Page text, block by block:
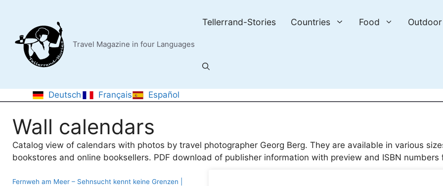
content
Travel Magazine in four Languages
Tellerrand-Stories Countries Food Outdoor
Deutsch Français Español
Wall calendars
Catalog view of calendars with photos by travel photographer Georg Berg. They are available in various
bookstores and online booksellers. PDF download of publisher information with preview and ISBN numbers
Fernweh am Meer – Sehnsucht kennt keine Grenzen |